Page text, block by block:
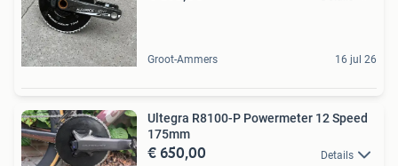
Groot-Ammers 16 jul 26
Ultegra R8100-P Powermeter 12 Speed
175mm
€ 650,00 Details